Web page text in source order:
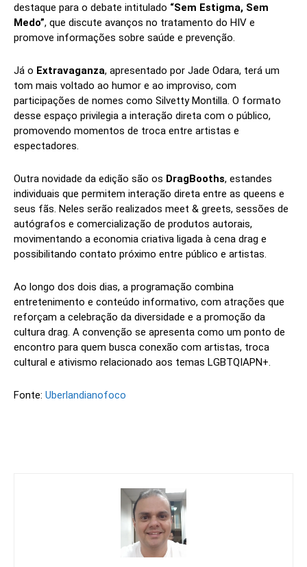
destaque para o debate intitulado “Sem Estigma, Sem
Medo”, que discute avanços no tratamento do HIV e
promove informações sobre saúde e prevenção.
Já o Extravaganza, apresentado por Jade Odara, terá um
tom mais voltado ao humor e ao improviso, com
participações de nomes como Silvetty Montilla. O formato
desse espaço privilegia a interação direta com o público,
promovendo momentos de troca entre artistas e
espectadores.
Outra novidade da edição são os DragBooths, estandes
individuais que permitem interação direta entre as queens e
seus fãs. Neles serão realizados meet & greets, sessões de
autógrafos e comercialização de produtos autorais,
movimentando a economia criativa ligada à cena drag e
possibilitando contato próximo entre público e artistas.
Ao longo dos dois dias, a programação combina
entretenimento e conteúdo informativo, com atrações que
reforçam a celebração da diversidade e a promoção da
cultura drag. A convenção se apresenta como um ponto de
encontro para quem busca conexão com artistas, troca
cultural e ativismo relacionado aos temas LGBTQIAPN+.
Fonte: Uberlandianofoco